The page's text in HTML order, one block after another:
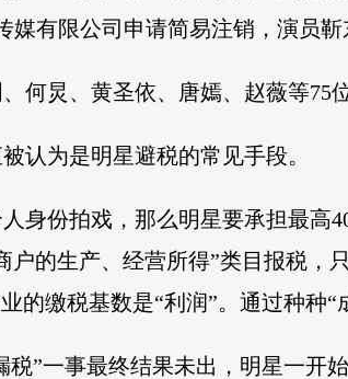
有限公司申请简易注销，演员靳
何炅、黄圣依、唐嫣、赵薇等75
认为是明星避税的常见手段。
身份拍戏，那么明星要承担最高
的生产、经营所得”类目报税，
的缴税基数是“利润”。通过种种“
税”一事最终结果未出，明星一开